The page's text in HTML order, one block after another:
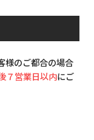
様のご都合の場合
７営業日以内にご